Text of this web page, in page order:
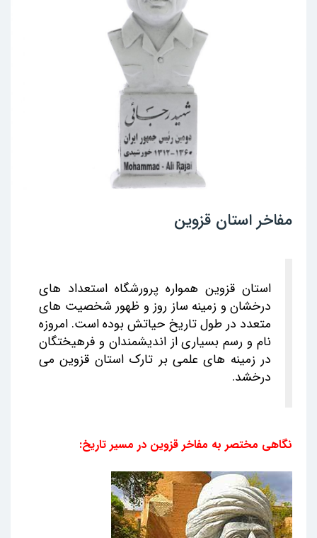
مفاخر استان قزوین
استان قزوین همواره پرورشگاه استعداد های
درخشان و زمینه ساز روز و ظهور شخصیت های
متعدد در طول تاریخ حیاتش بوده است. امروزه
نام و رسم بسیاری از اندیشمندان و فرهیختگان
در زمینه های علمی بر تارک استان قزوین می
درخشد.
نگاهی مختصر به مفاخر قزوین در مسیر تاریخ: